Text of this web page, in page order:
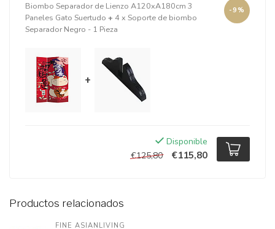
Biombo Separador de Lienzo A120xA180cm 3
Paneles Gato Suertudo + 4 x Soporte de biombo
Separador Negro - 1 Pieza
-9%
+
Disponible
€125,80
€115,80
Productos relacionados
FINE ASIANLIVING